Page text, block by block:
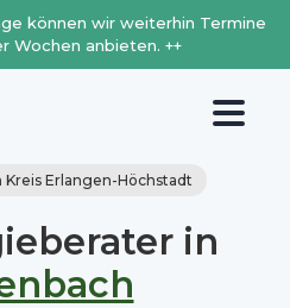
können wir weiterhin Termine
Wochen anbieten. ++
Erlangen-Höchstadt
in